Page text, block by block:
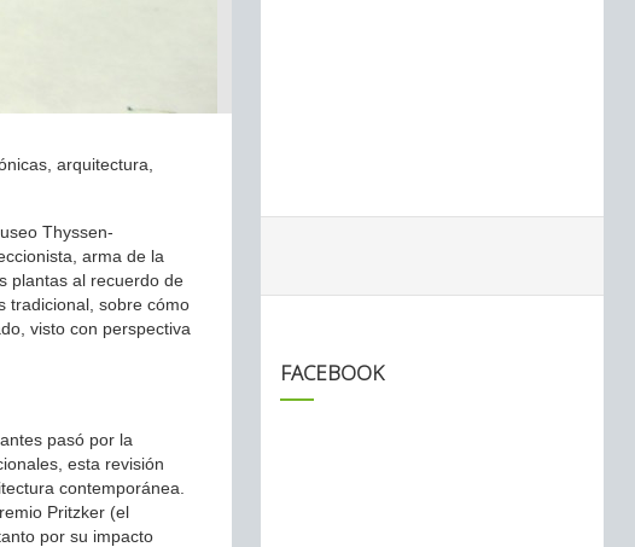
arquitectura,
Thyssen-
arma de la
plantas al recuerdo de
tradicional, sobre cómo
visto con perspectiva
pasó por la
esta revisión
contemporánea.
Pritzker (el
por su impacto
FACEBOOK